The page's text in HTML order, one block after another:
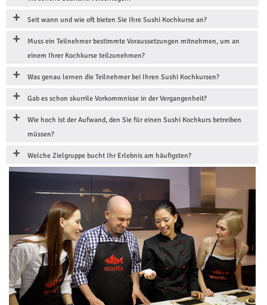
Seit wann und wie oft bieten Sie Ihre Sushi Kochkurse an?
Muss ein Teilnehmer bestimmte Voraussetzungen mitnehmen, um an
einem Ihrer Kochkurse teilzunehmen?
Was genau lernen die Teilnehmer bei Ihren Sushi Kochkursen?
Gab es schon skurrile Vorkommnisse in der Vergangenheit?
Wie hoch ist der Aufwand, den Sie für einen Sushi Kochkurs betreiben
müssen?
Welche Zielgruppe bucht Ihr Erlebnis am häufigsten?